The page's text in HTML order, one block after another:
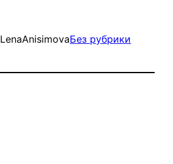
LenaAnisimovaБез рубрики